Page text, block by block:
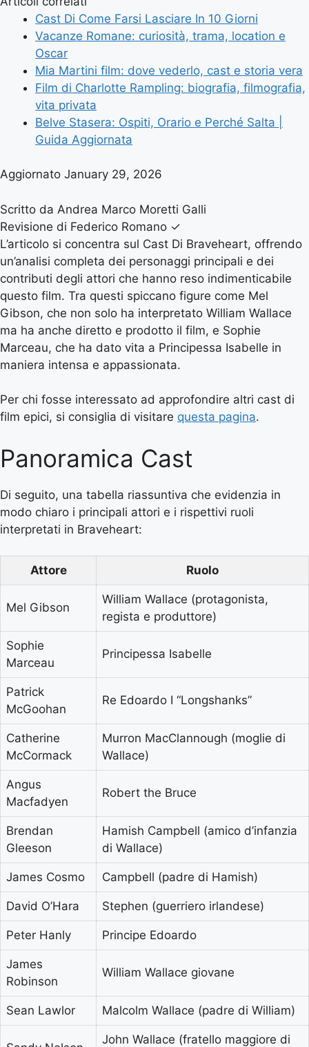
Cast Di Come Farsi Lasciare In 10 Giorni
Vacanze Romane: curiosità, trama, location e
Oscar
Mia Martini film: dove vederlo, cast e storia vera
Film di Charlotte Rampling: biografia, filmografia,
vita privata
Belve Stasera: Ospiti, Orario e Perché Salta |
Guida Aggiornata
Aggiornato January 29, 2026
Scritto da Andrea Marco Moretti Galli
Revisione di Federico Romano ✓
L’articolo si concentra sul Cast Di Braveheart, offrendo
un’analisi completa dei personaggi principali e dei
contributi degli attori che hanno reso indimenticabile
questo film. Tra questi spiccano figure come Mel
Gibson, che non solo ha interpretato William Wallace
ma ha anche diretto e prodotto il film, e Sophie
Marceau, che ha dato vita a Principessa Isabelle in
maniera intensa e appassionata.
Per chi fosse interessato ad approfondire altri cast di
film epici, si consiglia di visitare questa pagina.
Panoramica Cast
Di seguito, una tabella riassuntiva che evidenzia in
modo chiaro i principali attori e i rispettivi ruoli
interpretati in Braveheart:
Attore Ruolo
Mel Gibson
William Wallace (protagonista,
regista e produttore)
Sophie
Marceau
Principessa Isabelle
Patrick
McGoohan
Re Edoardo I “Longshanks”
Catherine
McCormack
Murron MacClannough (moglie di
Wallace)
Angus
Macfadyen
Robert the Bruce
Brendan
Gleeson
Hamish Campbell (amico d’infanzia
di Wallace)
James Cosmo Campbell (padre di Hamish)
David O’Hara Stephen (guerriero irlandese)
Peter Hanly Principe Edoardo
James
Robinson
William Wallace giovane
Sean Lawlor Malcolm Wallace (padre di William)
John Wallace (fratello maggiore di